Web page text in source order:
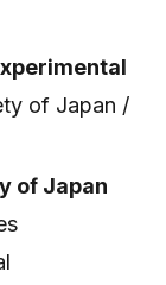
of Japan /
of Japan